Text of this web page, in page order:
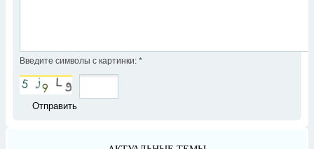
Введите символы с картинки: *